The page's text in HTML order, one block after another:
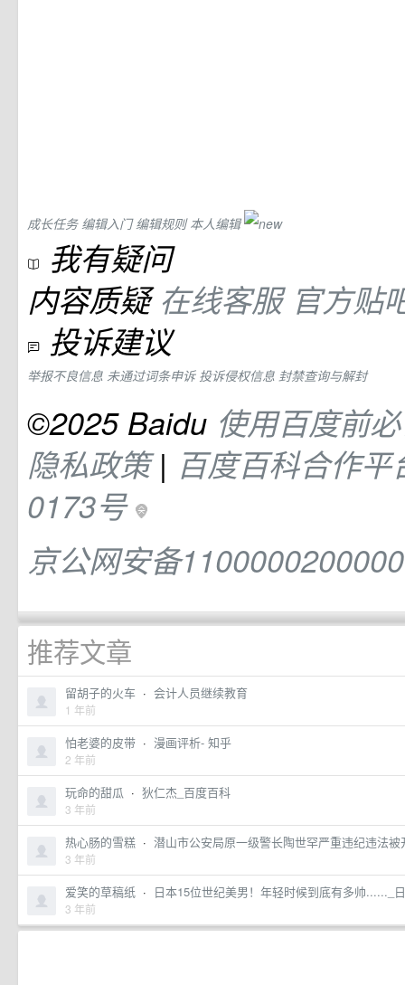
成长任务编辑入门编辑规则本人编辑
我有疑问
内容质疑在线客服 官方贴
投诉建议
举报不良信息 未通过词条申诉 投诉侵权信息 封禁查询与解封
©2025 Baidu 使用百度前
隐私政策| 百度百科合作
0173号
京公网安备
推荐文章
留胡子的火车 · 会计人员继续教育
1 年前
怕老婆的皮带 · 漫画评析- 知乎
2 年前
玩命的甜瓜 · 狄仁杰_百度百科
3 年前
热心肠的雪糕 · 潜山市公安局原一级警长陶世罕严重违纪违法
3 年前
爱笑的草稿纸 · 日本15位世纪美男！年轻时候到底有多帅......_
3 年前